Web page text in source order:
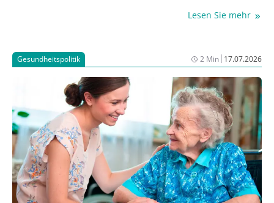
Erkrankten im fortgeschrittenen Stadium und bei
Suizids eröffnet. Dies gilt auch, wenn die Erkrankte
oder der Erkrankte eine Behandlung abbricht oder
ablehnt. Allerdings muss die oder der Erkrankte den
Wunsch nach Sterbehilfe frei und klar an eine Ärztin
oder einen Arzt richten können und sich der
Tragweite bewusst sein.
Lesen Sie mehr
Gesundheitspolitik 2 Min| 17.07.2026